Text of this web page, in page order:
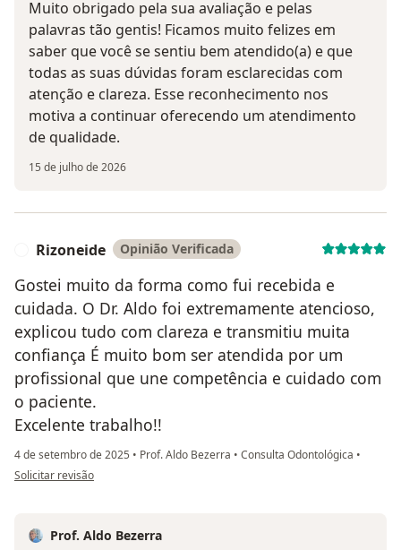
Muito obrigado pela sua avaliação e pelas
palavras tão gentis! Ficamos muito felizes em
saber que você se sentiu bem atendido(a) e que
todas as suas dúvidas foram esclarecidas com
atenção e clareza. Esse reconhecimento nos
motiva a continuar oferecendo um atendimento
de qualidade.
15 de julho de 2026
Rizoneide Opinião Verificada
Gostei muito da forma como fui recebida e
cuidada. O Dr. Aldo foi extremamente atencioso,
explicou tudo com clareza e transmitiu muita
confiança É muito bom ser atendida por um
profissional que une competência e cuidado com
o paciente.
Excelente trabalho!!
4 de setembro de 2025 • Prof. Aldo Bezerra • Consulta Odontológica •
na opinião do utilizador Rizoneide
Solicitar revisão
Prof. Aldo Bezerra